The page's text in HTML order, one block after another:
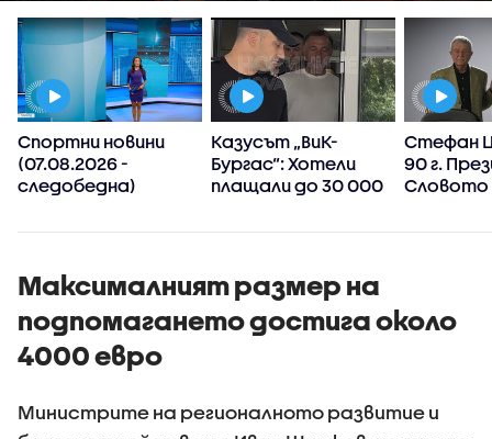
Спортни новини
(07.08.2026 -
следобедна)
Казусът „ВиК-
Бургас“: Хотели
плащали до 30 000
манипулиране на
Стефан
90 г.
Словото
търсим
Максималният размер на
подпомагането достига около
4000 евро
Министрите на регионалното развитие и